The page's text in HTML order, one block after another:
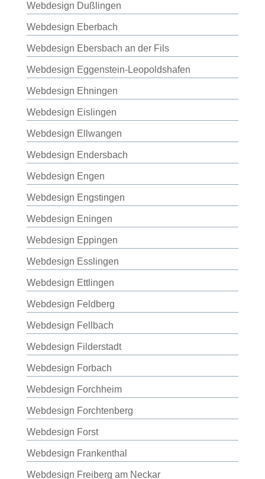
Webdesign Dußlingen
Webdesign Eberbach
Webdesign Ebersbach an der Fils
Webdesign Eggenstein-Leopoldshafen
Webdesign Ehningen
Webdesign Eislingen
Webdesign Ellwangen
Webdesign Endersbach
Webdesign Engen
Webdesign Engstingen
Webdesign Eningen
Webdesign Eppingen
Webdesign Esslingen
Webdesign Ettlingen
Webdesign Feldberg
Webdesign Fellbach
Webdesign Filderstadt
Webdesign Forbach
Webdesign Forchheim
Webdesign Forchtenberg
Webdesign Forst
Webdesign Frankenthal
Webdesign Freiberg am Neckar